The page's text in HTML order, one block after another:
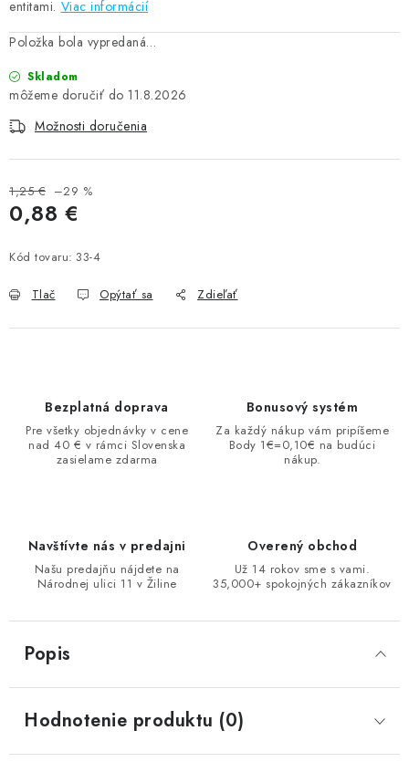
entitami. Viac informácií
Položka bola vypredaná…
Skladom
11.8.2026
Možnosti doručenia
1,25 € –29 %
0,88 €
Kód tovaru: 33-4
Tlač Opýtať sa Zdieľať
Bezplatná doprava
Pre všetky objednávky v cene
nad 40 € v rámci Slovenska
zasielame zdarma
Bonusový systém
Za každý nákup vám pripíšeme
Body 1€=0,10€ na budúci
nákup.
Navštívte nás v predajni
Našu predajňu nájdete na
Národnej ulici 11 v Žiline
Overený obchod
Už 14 rokov sme s vami.
35,000+ spokojných zákazníkov
Popis
Hodnotenie produktu (0)